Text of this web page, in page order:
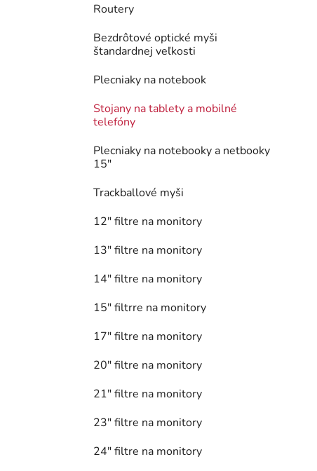
Routery
Bezdrôtové optické myši
štandardnej veľkosti
Plecniaky na notebook
Stojany na tablety a mobilné
telefóny
Plecniaky na notebooky a netbooky
15"
Trackballové myši
12" filtre na monitory
13" filtre na monitory
14" filtre na monitory
15" filtrre na monitory
17" filtre na monitory
20" filtre na monitory
21" filtre na monitory
23" filtre na monitory
24" filtre na monitory